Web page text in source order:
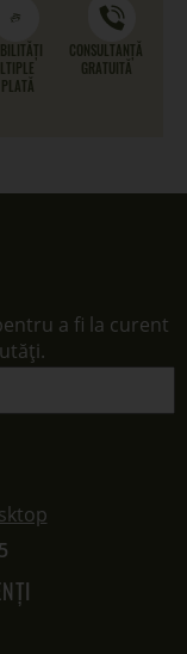
CONSULTANȚĂ
GRATUITĂ
a fi la curent